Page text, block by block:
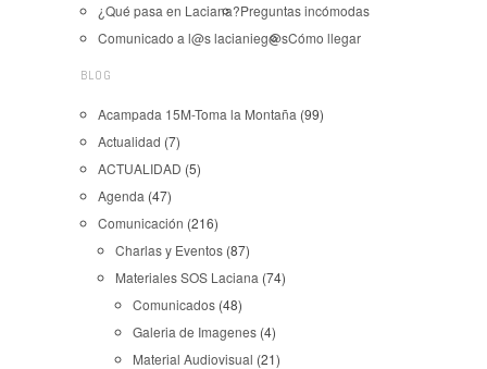
¿Qué pasa en Laciana?Preguntas incómodas
Comunicado a l@s lacianieg@sCómo llegar
BLOG
Acampada 15M-Toma la Montaña (99)
Actualidad (7)
ACTUALIDAD (5)
Agenda (47)
Comunicación (216)
Charlas y Eventos (87)
Materiales SOS Laciana (74)
Comunicados (48)
Galeria de Imagenes (4)
Material Audiovisual (21)